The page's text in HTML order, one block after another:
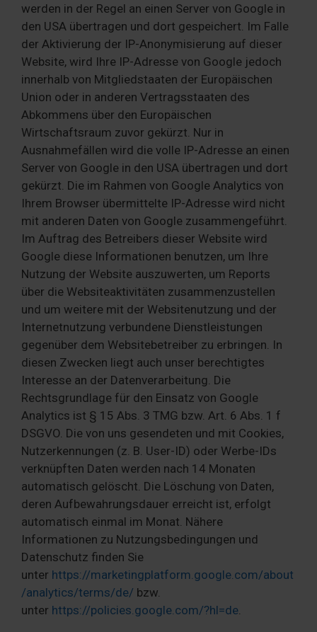
werden in der Regel an einen Server von Google in
den USA übertragen und dort gespeichert. Im Falle
der Aktivierung der IP-Anonymisierung auf dieser
Website, wird Ihre IP-Adresse von Google jedoch
innerhalb von Mitgliedstaaten der Europäischen
Union oder in anderen Vertragsstaaten des
Abkommens über den Europäischen
Wirtschaftsraum zuvor gekürzt. Nur in
Ausnahmefällen wird die volle IP-Adresse an einen
Server von Google in den USA übertragen und dort
gekürzt. Die im Rahmen von Google Analytics von
Ihrem Browser übermittelte IP-Adresse wird nicht
mit anderen Daten von Google zusammengeführt.
Im Auftrag des Betreibers dieser Website wird
Google diese Informationen benutzen, um Ihre
Nutzung der Website auszuwerten, um Reports
über die Websiteaktivitäten zusammenzustellen
und um weitere mit der Websitenutzung und der
Internetnutzung verbundene Dienstleistungen
gegenüber dem Websitebetreiber zu erbringen. In
diesen Zwecken liegt auch unser berechtigtes
Interesse an der Datenverarbeitung. Die
Rechtsgrundlage für den Einsatz von Google
Analytics ist § 15 Abs. 3 TMG bzw. Art. 6 Abs. 1 f
DSGVO. Die von uns gesendeten und mit Cookies,
Nutzerkennungen (z. B. User-ID) oder Werbe-IDs
verknüpften Daten werden nach 14 Monaten
automatisch gelöscht. Die Löschung von Daten,
deren Aufbewahrungsdauer erreicht ist, erfolgt
automatisch einmal im Monat. Nähere
Informationen zu Nutzungsbedingungen und
Datenschutz finden Sie
unter https://marketingplatform.google.com/about
/analytics/terms/de/ bzw.
unter https://policies.google.com/?hl=de